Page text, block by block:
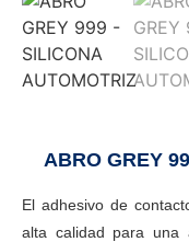
ABRO GREY
El adhesivo de
alta calidad para una